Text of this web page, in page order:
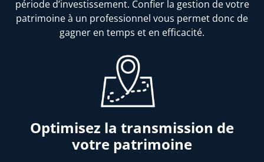
période d’investissement. Confier la gestion de votre
patrimoine à un professionnel vous permet donc de
gagner en temps et en efficacité.
Optimisez la transmission de
votre patrimoine